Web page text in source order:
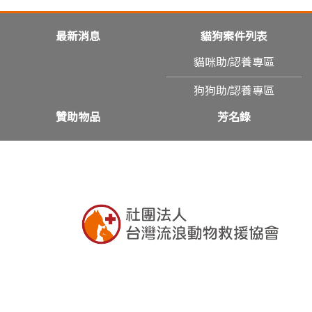
最新消息 貓狗案件列表
貓咪助/認養專區
狗狗助/認養專區
贊助物品 芳名錄